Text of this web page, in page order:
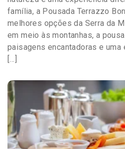
família, a Pousada Terrazzo
melhores opções da Serra da
em meio às montanhas, a
paisagens encantadoras e uma
[…]